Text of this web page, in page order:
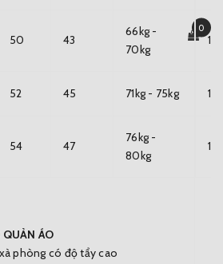
0
50 43
66kg -
70kg
52 45 71kg - 75kg
54 47
76kg -
80kg
ÁO
phòng có độ tẩy cao